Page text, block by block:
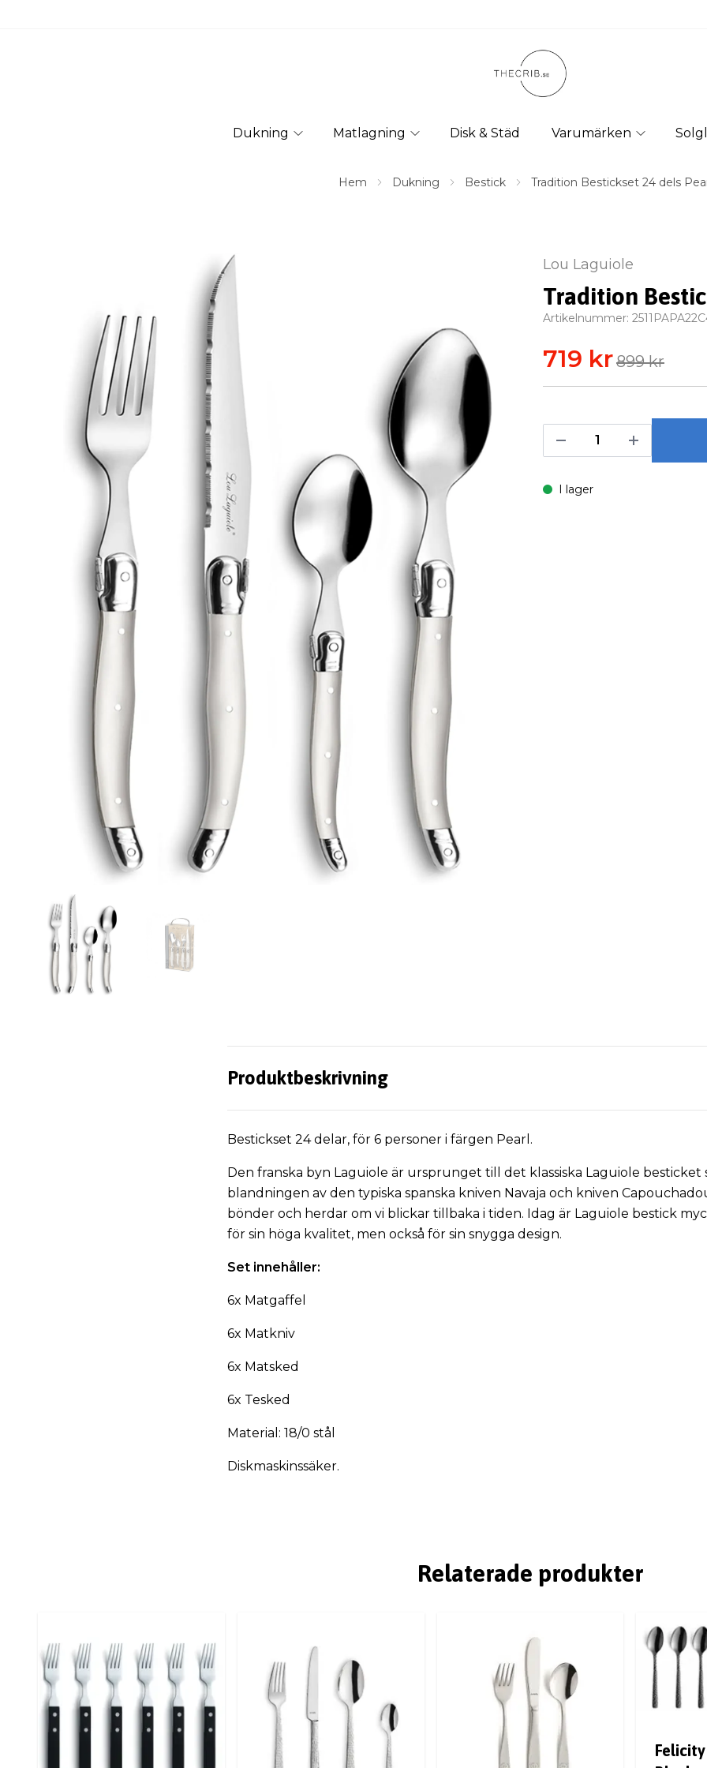
Dukning Matlagning Disk & Städ Varumärken
Hem Dukning Bestick Tradition Bestickset 24 dels
Lou Laguiole
Tradition
Artikelnummer:
719 kr899 kr
I lager
Produktbeskrivning
Bestickset 24 delar, för 6 personer i färgen Pearl.
Den franska byn Laguiole är ursprunget till det klassiska Laguiole besticket
blandningen av den typiska spanska kniven Navaja och kniven
bönder och herdar om vi blickar tillbaka i tiden. Idag är Laguiole bestick
för sin höga kvalitet, men också för sin snygga design.
Set innehåller:
6x Matgaffel
6x Matkniv
6x Matsked
6x Tesked
Material: 18/0 stål
Diskmaskinssäker.
Relaterade produkter